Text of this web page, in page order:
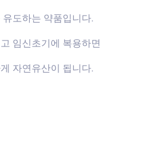
도하는 약품입니다.
임신초기에 복용하면
자연유산이 됩니다.